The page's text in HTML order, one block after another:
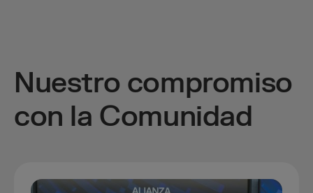
Nuestro compromiso
con la Comunidad